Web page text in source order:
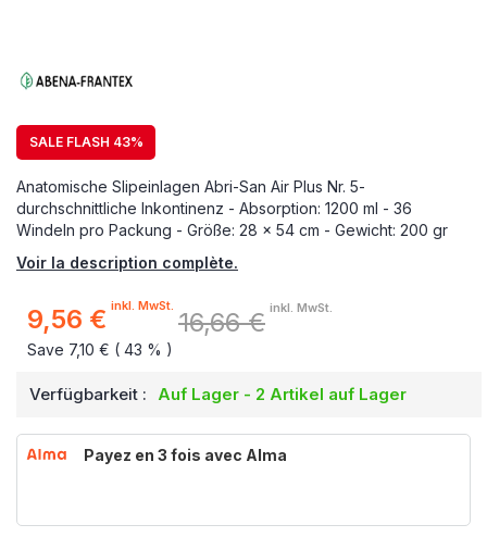
SALE FLASH 43%
Anatomische Slipeinlagen Abri-San Air Plus Nr. 5-
durchschnittliche Inkontinenz - Absorption: 1200 ml - 36
Windeln pro Packung - Größe: 28 x 54 cm - Gewicht: 200 gr
Voir la description complète.
Sonderpreis
9,56 € inkl. MwSt.
16,66 € inkl. MwSt.
Save 7,10 € ( 43 % )
Verfügbarkeit : Auf Lager - 2 Artikel auf Lager
Payez en 3 fois avec Alma